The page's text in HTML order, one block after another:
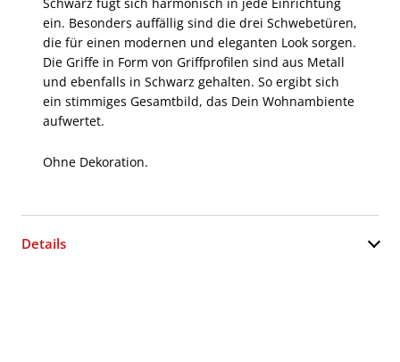
ein. Besonders auffällig sind die drei Schwebetüren,
die für einen modernen und eleganten Look sorgen.
Die Griffe in Form von Griffprofilen sind aus Metall
und ebenfalls in Schwarz gehalten. So ergibt sich
ein stimmiges Gesamtbild, das Dein Wohnambiente
aufwertet.
Ohne Dekoration.
Details